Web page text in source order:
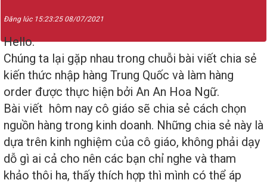
Đăng lúc 15:23:25 08/07/2021
Hello.
Chúng ta lại gặp nhau trong chuỗi bài viết chia sẻ
kiến thức nhập hàng Trung Quốc và làm hàng
order được thực hiện bởi An An Hoa Ngữ.
Bài viết hôm nay cô giáo sẽ chia sẻ cách chọn
nguồn hàng trong kinh doanh. Những chia sẻ này là
dựa trên kinh nghiệm của cô giáo, không phải dạy
dỗ gì ai cả cho nên các bạn chỉ nghe và tham
khảo thôi ha, thấy thích hợp thì mình có thể áp